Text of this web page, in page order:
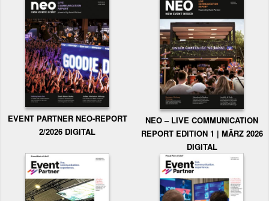
EVENT PARTNER NEO-REPORT
2/2026 DIGITAL
NEO – LIVE COMMUNICATION
REPORT EDITION 1 | MÄRZ 2026
DIGITAL